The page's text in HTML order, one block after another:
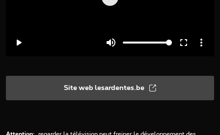
Site web lesardentes.be